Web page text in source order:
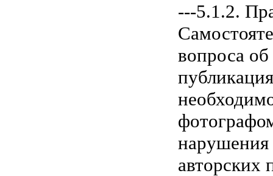
---5.1.2.
вопроса
нарушения
авторских